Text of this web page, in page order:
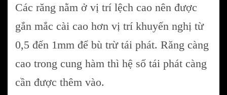
Các răng nằm ở vị trí lệch cao nên được
gắn mắc cài cao hơn vị trí khuyến nghị từ
0,5 đến 1mm để bù trừ tái phát. Răng càng
cao trong cung hàm thì hệ số tái phát càng
cần được thêm vào.